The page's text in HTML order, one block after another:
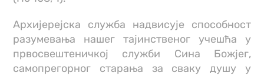
Архијерејска служба надвисује способност
разумевања нашег тајинственог учешћа у
првосвештеничкој служби Сина Божјег,
самопрегорног старања за сваку душу у